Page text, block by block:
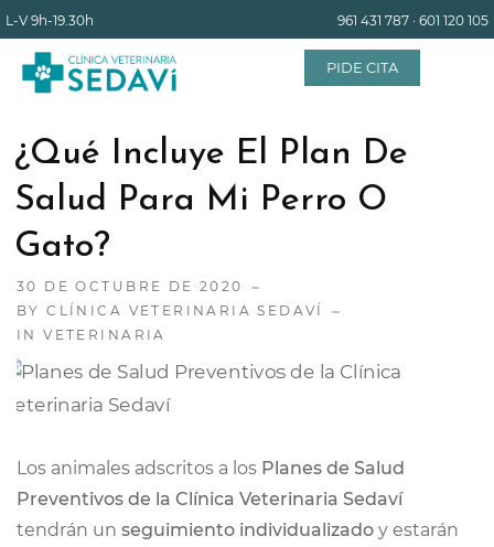
L-V9h-19.30h 961 431 787 · 601 120 105
PIDE CITA
INICIO
EQUIPO
SERVICIOS
BLOG
CONTACTO
¿Qué Incluye El Plan De
Salud Para Mi Perro O
Gato?
30 DE OCTUBRE DE 2020
BYCLÍNICA VETERINARIA SEDAVÍ
INVETERINARIA
Los animales adscritos a los Planes de Salud
Preventivos de la Clínica Veterinaria Sedaví
tendrán un seguimiento individualizado y estarán